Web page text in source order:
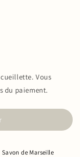
Vous
du paiement.
de Marseille